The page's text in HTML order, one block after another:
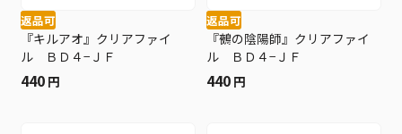
返品可
『キルアオ』クリアファイ
ル ＢＤ４−ＪＦ
440 円
返品可
『鵺の陰陽師』クリアファイ
ル ＢＤ４−ＪＦ
440 円